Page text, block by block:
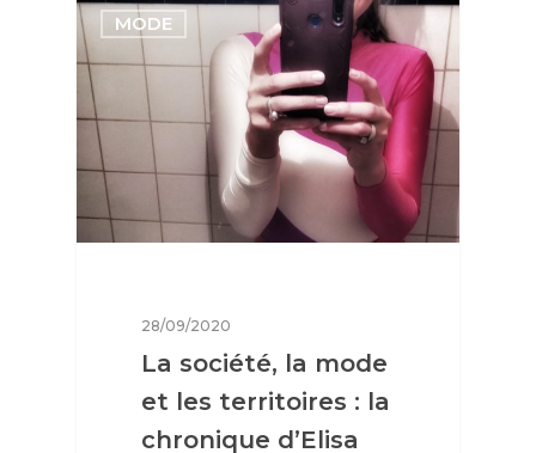
MODE
28/09/2020
La société, la mode
et les territoires : la
chronique d’Elisa